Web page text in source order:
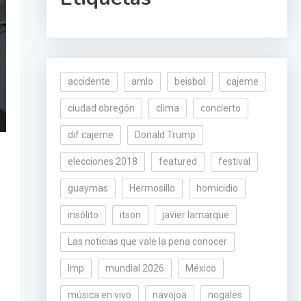
accidente amlo beisbol cajeme
ciudad obregón clima concierto
dif cajeme Donald Trump
elecciones 2018 featured festival
guaymas Hermosillo homicidio
insólito itson javier lamarque
Las noticias que vale la pena conocer
lmp mundial 2026 México
música en vivo navojoa nogales